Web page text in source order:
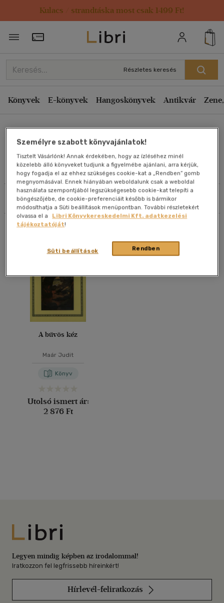
Kulacs / strandtáska most csak 1499 Ft!
Törzsvásárlói Kártya adatai
Részletes keresés
Könyvek E-könyvek Hangoskönyvek Antikvár
Művei
Szűrés Rendezés
Rendezés
Kiadás éve szerint csökkenő
Ár szerint csökkenő
Eladott darabszám szerint csökkenő
Eladott darabszám szerint növekvő
Cím szerint A-Z
Szerző szerint A-Z
Megjelenítés
20 db / oldal
Alkalmaz
A bűvös kéz
Maár Judit
Könyv
Utolsó ismert ár:
2 876 Ft
Libri
Legyen mindig képben az irodalommal!
Iratkozzon fel legfrissebb híreinkért!
Hírlevél-feliratkozás
Személyre szabott könyvajánlatok!
Tisztelt Vásárlónk! Annak érdekében, hogy az ízléséhez minél
közelebb álló könyveket tudjunk a figyelmébe ajánlani, arra kérjük,
hogy fogadja el az ehhez szükséges cookie-kat a „Rendben” gomb
megnyomásával. Ennek hiányában weboldalunk csak a weboldal
használata szempontjából legszükségesebb cookie-kat telepíti a
böngészőjébe, de cookie-preferenciáit később is bármikor
módosíthatja a Süti beállítások menüpontban. További részletekért
olvassa el a
Libri Könyvkereskedelmi Kft. adatkezelési
tájékoztatóját!
Rendben
Süti beállítások